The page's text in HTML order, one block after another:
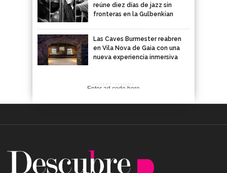
reúne diez días de jazz sin
fronteras en la Gulbenkian
Las Caves Burmester reabren
en Vila Nova de Gaia con una
nueva experiencia inmersiva
ADVERTISEMENT
Enter ad code here